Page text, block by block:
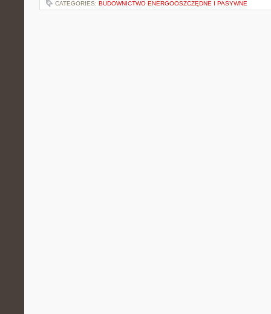
CATEGORIES: BUDOWNICTWO ENERGOOSZCZĘDNE I PASYWNE